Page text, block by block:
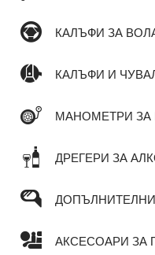
КАЛЪФИ ЗА
КАЛЪФИ И
МАНОМЕТРИ ЗА
ДРЕГЕРИ ЗА
ДОПЪЛНИТЕЛНИ
АКСЕСОАРИ ЗА